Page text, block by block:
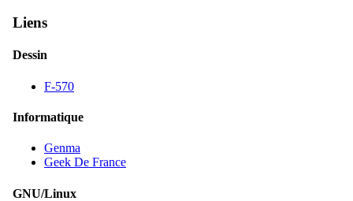
Liens
Dessin
F-570
Informatique
Genma
Geek De France
GNU/Linux